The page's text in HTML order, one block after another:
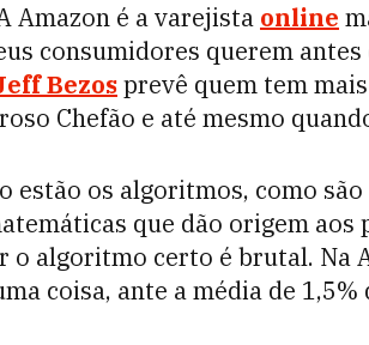
Amazon é a varejista online
consumidores querem
Bezosprevê quem tem
Chefão e até mesmo
estão os algoritmos, como
que dão origem aos
o algoritmo certo é brutal. Na
coisa, ante a média de 1,5%